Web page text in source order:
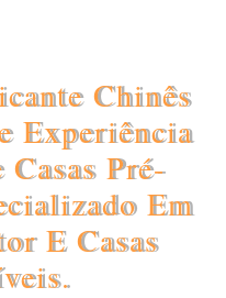
Chinês
Experiência
Pré-
Em
E Casas